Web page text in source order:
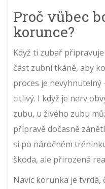
Proč vůbec
korunce?
Když ti zubař
část zubní tkáně, aby
proces je nevyhnutelný
citlivý. I když je nerv
zubu, u živého zubu
přípravě dočasně
si po náročném
škoda, ale přirozená
Navíc korunka je tvrdá,